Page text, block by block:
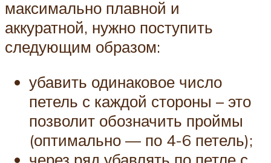
максимально плавной и
аккуратной, нужно поступить
следующим образом:
убавить одинаковое число
петель с каждой стороны – это
позволит обозначить проймы
(оптимально — по 4-6 петель);
через ряд убавлять по петле с